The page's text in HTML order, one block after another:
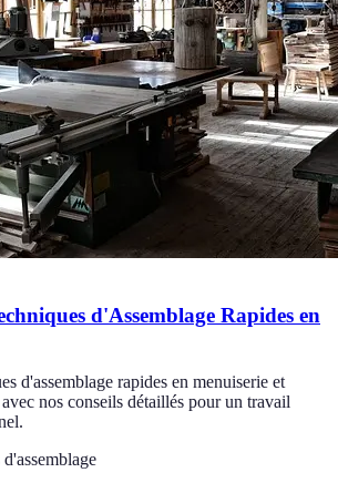
d'Assemblage Rapides en
d'assemblage rapides en menuiserie et
nos conseils détaillés pour un travail